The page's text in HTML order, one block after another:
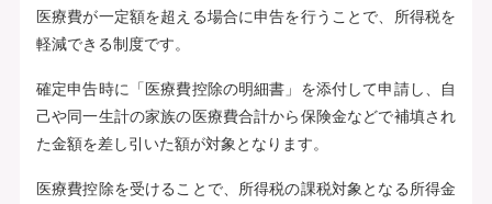
医療費が一定額を超える場合に申告を行うことで、所得税を
軽減できる制度です。
確定申告時に「医療費控除の明細書」を添付して申請し、自
己や同一生計の家族の医療費合計から保険金などで補填され
た金額を差し引いた額が対象となります。
医療費控除を受けることで、所得税の課税対象となる所得金